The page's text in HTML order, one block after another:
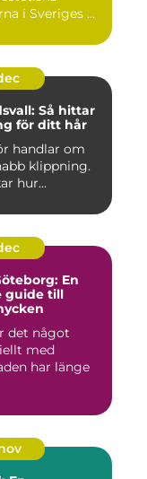
i Sveriges ...
Så hittar
för ditt hår
handlar om
klippning.
hur...
En
guide till
det något
med
har länge